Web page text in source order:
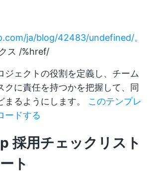
ja/blog/42483/undefined/。
ス /%href/
ジェクトの役割を定義し、チーム
クに責任を持つかを把握して、同
まるようにします。 このテンプレ
ードする
採用チェックリスト
ト